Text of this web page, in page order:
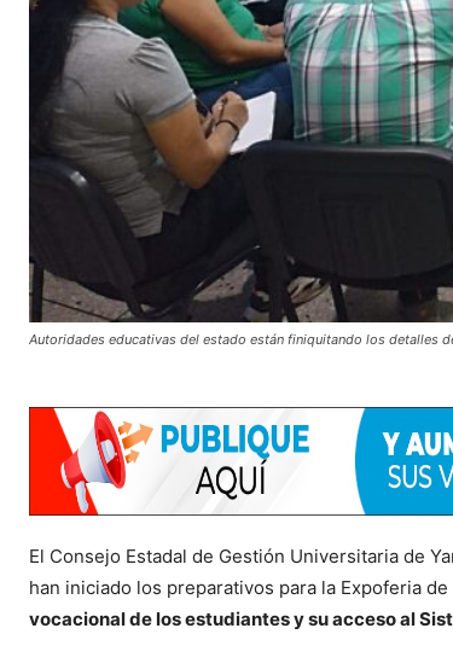
Autoridades educativas del estado están finiquitando los detalles
El Consejo Estadal de Gestión Universitaria de
han iniciado los preparativos para la Expoferia
vocacional de los estudiantes y su acceso al